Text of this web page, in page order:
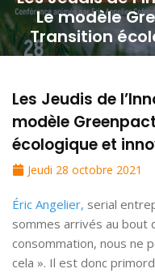
Le modèle
Transition
Les Jeudis de
modèle
écologique et
Jeudi 28 octobre 2021
Éric Angelier, serial
sommes arrivés au bout
consommation, nous ne
cela ». Il est donc